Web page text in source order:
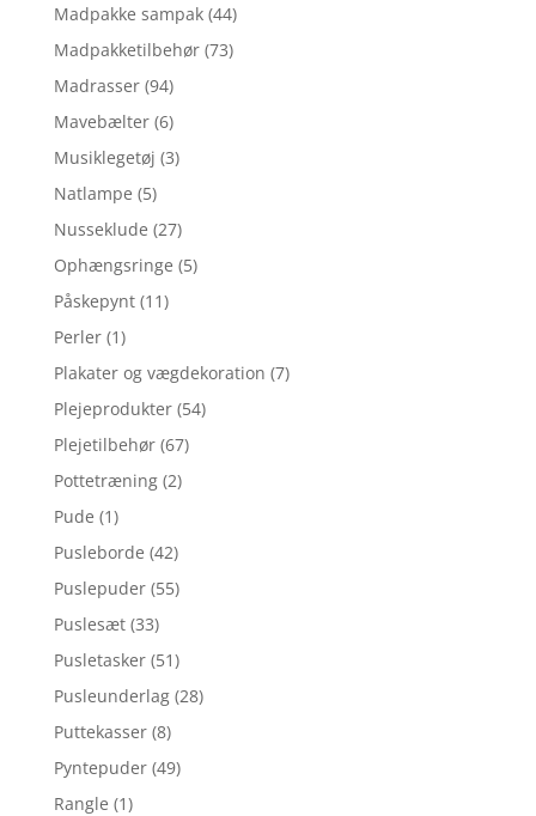
Madpakke sampak (44)
Madpakketilbehør (73)
Madrasser (94)
Mavebælter (6)
Musiklegetøj (3)
Natlampe (5)
Nusseklude (27)
Ophængsringe (5)
Påskepynt (11)
Perler (1)
Plakater og vægdekoration (7)
Plejeprodukter (54)
Plejetilbehør (67)
Pottetræning (2)
Pude (1)
Pusleborde (42)
Puslepuder (55)
Puslesæt (33)
Pusletasker (51)
Pusleunderlag (28)
Puttekasser (8)
Pyntepuder (49)
Rangle (1)